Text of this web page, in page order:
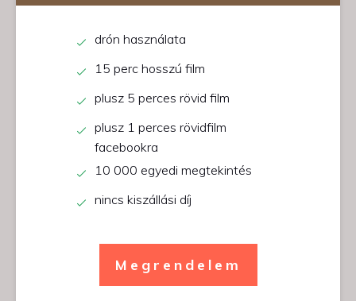
drón használata
15 perc hosszú film
plusz 5 perces rövid film
plusz 1 perces rövidfilm
facebookra
10 000 egyedi megtekintés
nincs kiszállási díj
Megrendelem